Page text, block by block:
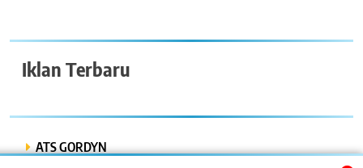
Iklan Terbaru
ATS GORDYN